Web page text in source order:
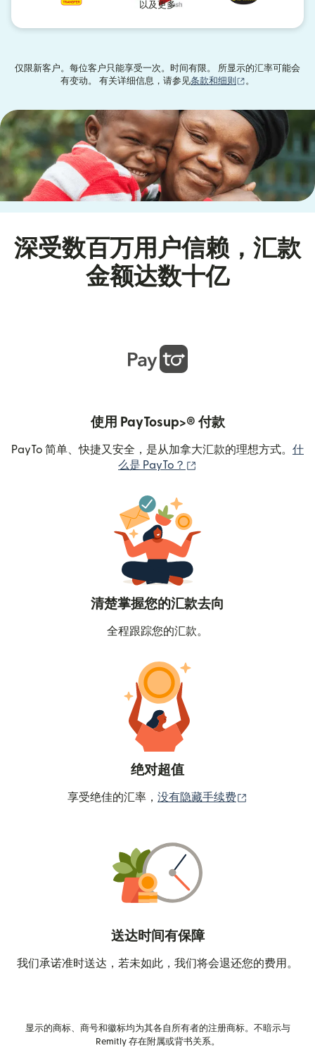
以及更多
仅限新客户。每位客户只能享受一次。时间有限。 所显示的汇率可能会
有变动。 有关详细信息，请参见条款和细则 。
深受数百万用户信赖，汇款
金额达数十亿
使用 PayTosup>® 付款
PayTo 简单、快捷又安全，是从加拿大汇款的理想方式。 什
么是 PayTo？
清楚掌握您的汇款去向
全程跟踪您的汇款。
绝对超值
享受绝佳的汇率， 没有隐藏手续费
送达时间有保障
我们承诺准时送达，若未如此，我们将会退还您的费用。
显示的商标、商号和徽标均为其各自所有者的注册商标。不暗示与
Remitly 存在附属或背书关系。